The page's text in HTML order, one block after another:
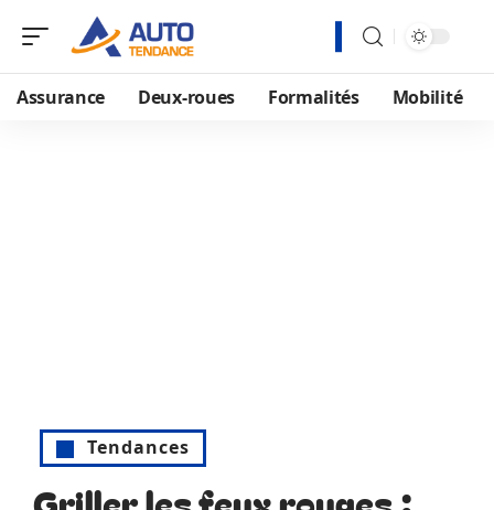
Assurance Deux-roues Formalités Mobilité
Tendances